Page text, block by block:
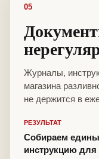
05
Журналы,
магазина
не держится в
РЕЗУЛЬТАТ
Собираем
инструкцию